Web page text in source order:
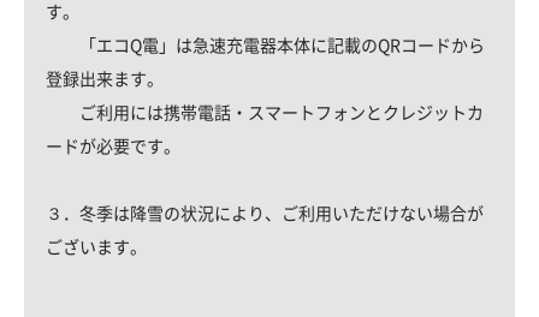
す。
「エコQ電」は急速充電器本体に記載のQRコードから
登録出来ます。
ご利用には携帯電話・スマートフォンとクレジットカ
ードが必要です。
３．冬季は降雪の状況により、ご利用いただけない場合が
ございます。